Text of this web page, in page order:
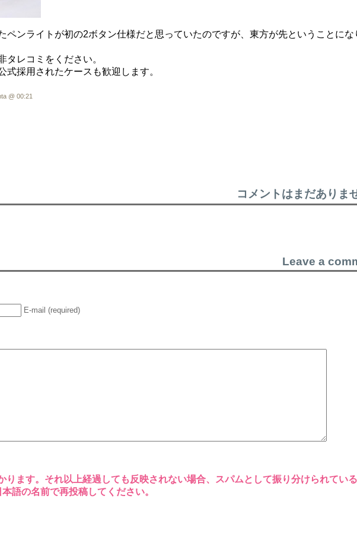
ペンライトが初の2ボタン仕様だと思っていたのですが、東方が先ということにな
タレコミをください。
採用されたケースも歓迎します。
@ 00:21
コメントはまだありま
Leave a
E-mail (required)
ます。それ以上経過しても反映されない場合、スパムとして振り分けられてい
語の名前で再投稿してください。